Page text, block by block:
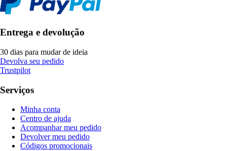
Entrega e devolução
30 dias para mudar de ideia
Devolva seu pedido
Trustpilot
Serviços
Minha conta
Centro de ajuda
Acompanhar meu pedido
Devolver meu pedido
Códigos promocionais